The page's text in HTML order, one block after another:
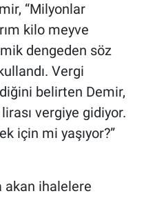
“Milyonlar
kilo meyve
dengeden söz
Vergi
belirten Demir,
vergiye gidiyor.
için mi yaşıyor?”
akan ihalelere